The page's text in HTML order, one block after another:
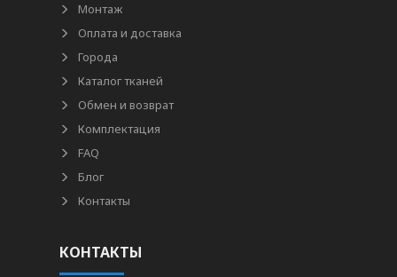
Монтаж
Оплата и доставка
Города
Каталог тканей
Обмен и возврат
Комплектация
FAQ
Блог
Контакты
КОНТАКТЫ